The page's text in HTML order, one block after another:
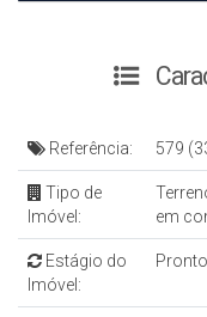
Referência: 579
Tipo de
Imóvel:
em
Estágio do
Imóvel:
Pronto